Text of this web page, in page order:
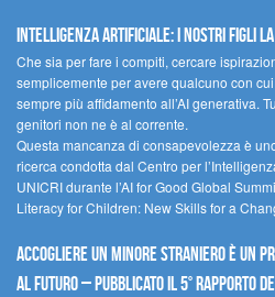
Intelligenza artificiale: i nostri figli la
Che sia per fare i compiti, cercare
semplicemente per avere qualcuno con
sempre più affidamento all’AI generativa.
genitori non ne è al corrente.
Questa mancanza di consapevolezza è
ricerca condotta dal Centro per
UNICRI durante l’AI for Good Global
Literacy for Children: New Skills for a
Accogliere un minore straniero è un
al futuro – Pubblicato il 5° rapporto